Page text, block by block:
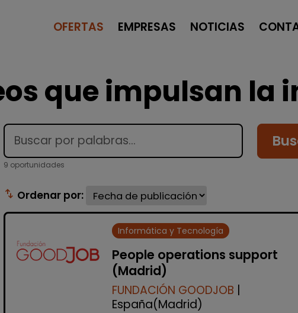
OFERTAS EMPRESAS NOTICIAS
que impulsan la
9 oportunidades
swap_vert Ordenar por:
Informática y Tecnología
People operations support
(Madrid)
FUNDACIÓN GOODJOB |
España(Madrid)